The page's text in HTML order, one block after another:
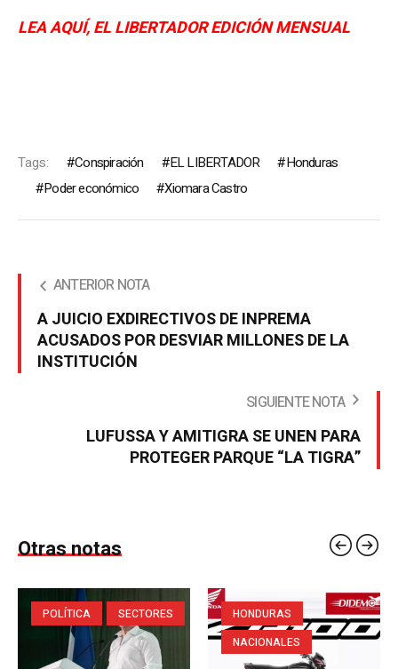
LEA AQUÍ, EL LIBERTADOR EDICIÓN MENSUAL
Tags: Conspiración EL LIBERTADOR
Honduras
Poder económico
Xiomara Castro
ANTERIOR NOTA
A JUICIO EXDIRECTIVOS DE INPREMA
ACUSADOS POR DESVIAR MILLONES DE LA
INSTITUCIÓN
SIGUIENTE NOTA
LUFUSSA Y AMITIGRA SE UNEN PARA
PROTEGER PARQUE “LA TIGRA”
Otras notas
POLÍTICA SECTORES
HONDURAS
NACIONALES